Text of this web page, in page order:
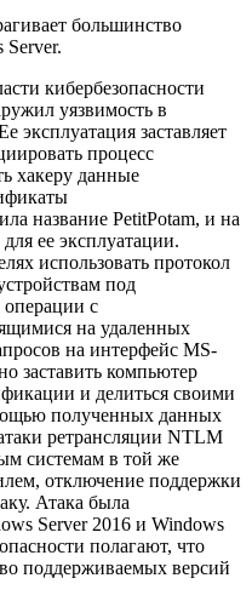
большинство
кибербезопасности
уязвимость в
эксплуатация заставляет
процесс
хакеру данные
название PetitPotam, и на
ее эксплуатации.
использовать протокол
под
с
на удаленных
на интерфейс MS-
заставить компьютер
и делиться своими
полученных данных
ретрансляции NTLM
системам в той же
отключение поддержки
Атака была
Server 2016 и Windows
полагают, что
поддерживаемых версий